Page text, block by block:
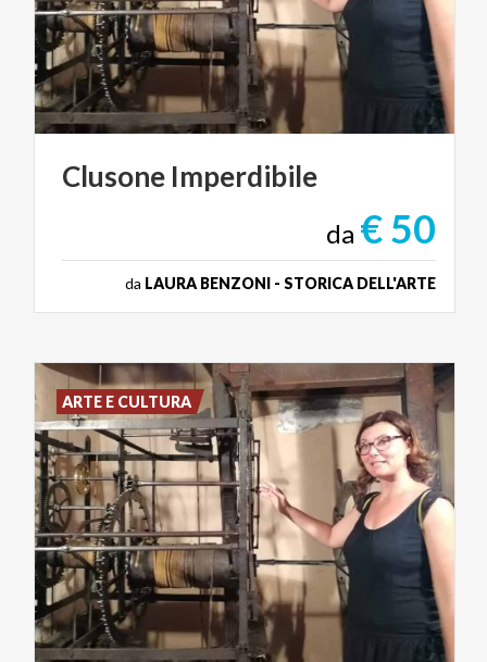
Clusone Imperdibile
da € 50
da LAURA BENZONI - STORICA DELL'ARTE
ARTE E CULTURA